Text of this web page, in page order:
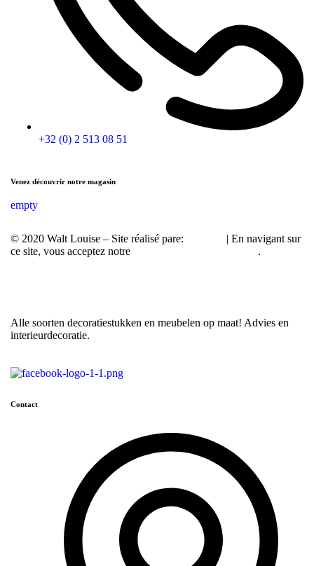
+32 (0) 2 513 08 51
Venez découvrir notre magasin
empty
© 2020 Walt Louise – Site réalisé pare:
| En navigant sur
ce site, vous acceptez notre
.
Alle soorten decoratiestukken en meubelen op maat! Advies en
interieurdecoratie.
Contact